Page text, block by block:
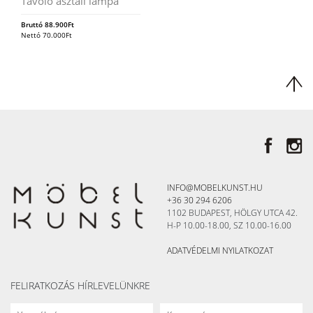
Bruttó 88.900Ft
Nettó 70.000Ft
INFO@MOBELKUNST.HU
+36 30 294 6206
1102 BUDAPEST, HÖLGY UTCA 42.
H-P 10.00-18.00, SZ 10.00-16.00
ADATVÉDELMI NYILATKOZAT
FELIRATKOZÁS HÍRLEVELÜNKRE